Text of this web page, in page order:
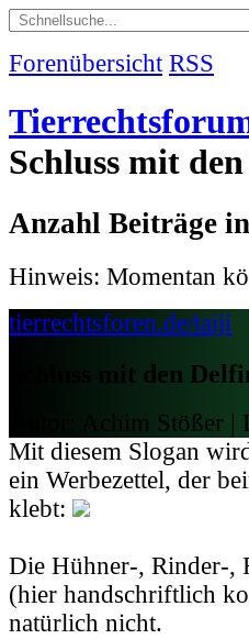
Forenübersicht RSS
Schluss mit
Anzahl Beiträge
Hinweis: Momentan
tierrechtsforen.de/taiji
Schluss mit den
Autor: Achim Stößer |
Mit diesem Slogan
ein Werbezettel, der
klebt:
Die Hühner-, Rinder-,
(hier handschriftlich
natürlich nicht.